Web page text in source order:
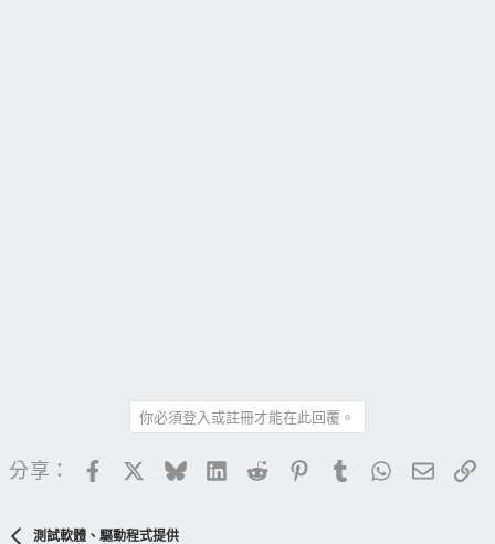
你必須登入或註冊才能在此回覆。
分享： FacebookBlueskyLinkedIn
Reddit PinterestTumblrWhatsApp
電子
測試軟體、驅動程式提供